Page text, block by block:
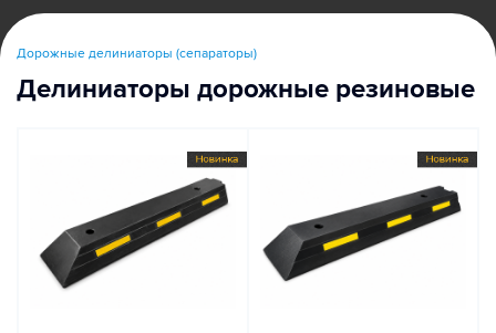
Дорожные делиниаторы (сепараторы)
Делиниаторы дорожные резиновые